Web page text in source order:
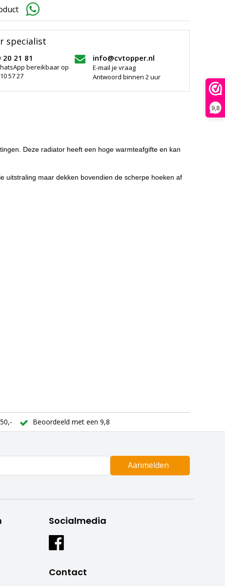
9,8
specialist
20 21 81
bereikbaar op
57 27
info@cvtopper.nl
E-mail je vraag
Antwoord binnen 2 uur
Deze radiator heeft een hoge warmteafgifte en kan
uitstraling maar dekken bovendien de scherpe hoeken af
Beoordeeld met een 9,8
Aanmelden
Socialmedia
Contact